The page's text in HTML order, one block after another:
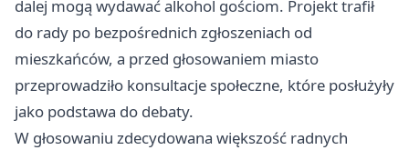
dalej mogą wydawać alkohol gościom. Projekt trafił
do rady po bezpośrednich zgłoszeniach od
mieszkańców, a przed głosowaniem miasto
przeprowadziło konsultacje społeczne, które posłużyły
jako podstawa do debaty.
W głosowaniu zdecydowana większość radnych